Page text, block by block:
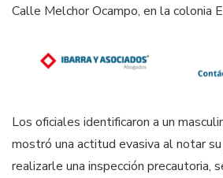
Calle Melchor Ocampo, en la colonia
Los oficiales identificaron a un
mostró una actitud evasiva al notar
realizarle una inspección precautoria,